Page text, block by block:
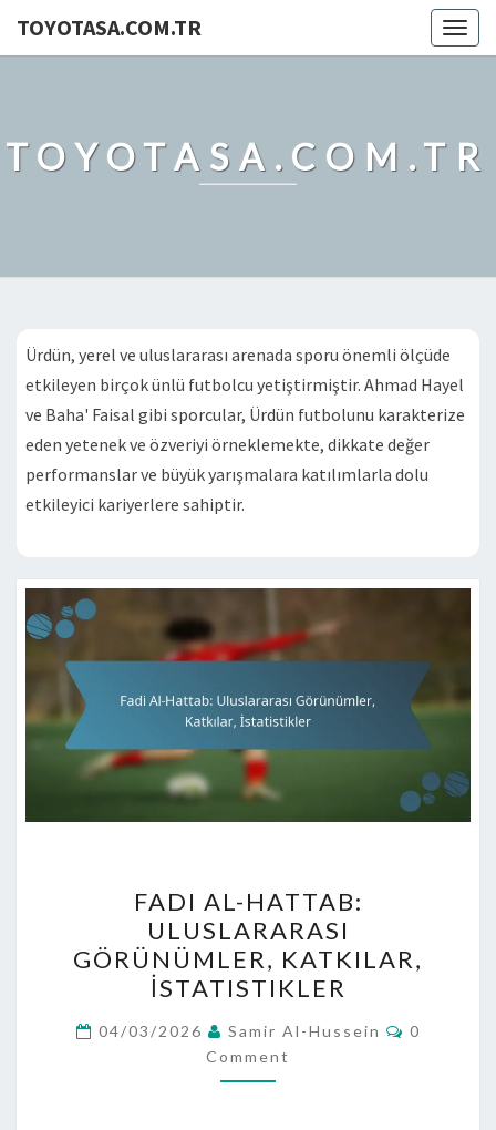
TOYOTASA.COM.TR
TOYOTASA.COM.TR
Ürdün, yerel ve uluslararası arenada sporu önemli ölçüde
etkileyen birçok ünlü futbolcu yetiştirmiştir. Ahmad Hayel
ve Baha' Faisal gibi sporcular, Ürdün futbolunu karakterize
eden yetenek ve özveriyi örneklemekte, dikkate değer
performanslar ve büyük yarışmalara katılımlarla dolu
etkileyici kariyerlere sahiptir.
AL-
HATTAB:
ULUSLARARASI
GÖRÜNÜMLER,
KATKILAR,
İSTATISTIKLER
FADI AL-HATTAB:
ULUSLARARASI
GÖRÜNÜMLER, KATKILAR,
İSTATISTIKLER
04/03/2026 Samir Al-Hussein Comments
0
Comment